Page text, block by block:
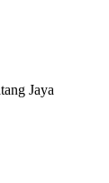
Jaya